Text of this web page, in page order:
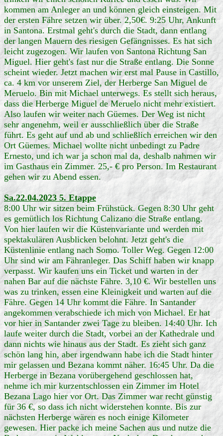
kommen am Anleger an und können gleich einsteigen. Mit
der ersten Fähre setzen wir über. 2,50€. 9:25 Uhr, Ankunft
in Santona. Erstmal geht's durch die Stadt, dann entlang
der langen Mauern des riesigen Gefängnisses. Es hat sich
leicht zugezogen. Wir laufen von Santona Richtung San
Miguel. Hier geht's fast nur die Straße entlang. Die Sonne
scheint wieder. Jetzt machen wir erst mal Pause in Castillo,
ca. 4 km vor unserem Ziel, der Herberge San Miguel de
Meruelo. Bin mit Michael unterwegs. Es stellt sich heraus,
dass die Herberge Miguel de Meruelo nicht mehr existiert.
Also laufen wir weiter nach Güemes. Der Weg ist nicht
sehr angenehm, weil er ausschließlich über die Straße
führt. Es geht auf und ab und schließlich erreichen wir den
Ort Güemes. Michael wollte nicht unbedingt zu Padre
Ernesto, und ich war ja schon mal da, deshalb nahmen wir
im Gasthaus ein Zimmer. 25,- € pro Person. Im Restaurant
gehen wir zu Abend essen.
Sa.22.04.2023 5. Etappe
8:00 Uhr wir sitzen beim Frühstück. Gegen 8:30 Uhr geht
es gemütlich los Richtung Calizano die Straße entlang.
Von hier laufen wir die Küstenvariante und werden mit
spektakulären Ausblicken belohnt. Jetzt geht's die
Küstenlinie entlang nach Somo. Toller Weg. Gegen 12:00
Uhr sind wir am Fähranleger. Das Schiff haben wir knapp
verpasst. Wir kaufen uns ein Ticket und warten in der
nahen Bar auf die nächste Fähre. 3,10 €. Wir bestellen uns
was zu trinken, essen eine Kleinigkeit und warten auf die
Fähre. Gegen 14 Uhr kommt die Fähre. In Santander
angekommen verabschiede ich mich von Michael. Er hat
vor hier in Santander zwei Tage zu bleiben. 14:40 Uhr. Ich
laufe weiter durch die Stadt, vorbei an der Kathedrale und
dann nichts wie hinaus aus der Stadt. Es zieht sich ganz
schön lang hin, aber irgendwann habe ich die Stadt hinter
mir gelassen und Bezana kommt näher. 16:45 Uhr. Da die
Herberge in Bezana vorübergehend geschlossen hat,
nehme ich mir kurzentschlossen ein Zimmer im Hotel
Bezana Lago hier vor Ort. Das Zimmer war recht günstig
für 36 €, so dass ich nicht widerstehen konnte. Bis zur
nächsten Herberge wären es noch einige Kilometer
gewesen. Hier packe ich meine Sachen aus und nutze die